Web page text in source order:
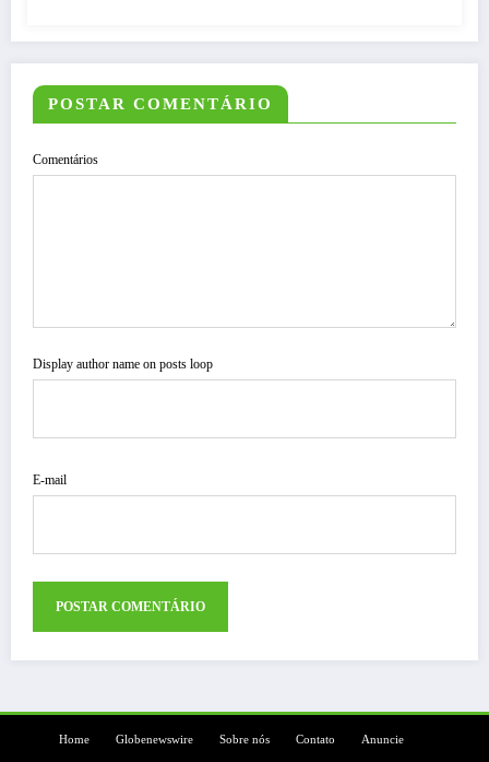
POSTAR COMENTÁRIO
Comentários
Display author name on posts loop
E-mail
Home Globenewswire Sobre nós Contato Anuncie